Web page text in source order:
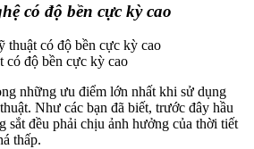
có độ bền cực kỳ cao
có độ bền cực kỳ cao
những ưu điểm lớn nhất khi sử dụng
Như các bạn đã biết, trước đây hầu
sắt đều phải chịu ảnh hưởng của thời tiết
thấp.